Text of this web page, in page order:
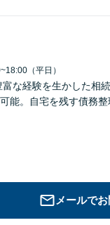
（平日）
な経験を生かした相
能。自宅を残す債務
メールで